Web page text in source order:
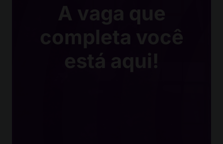
A vaga que
completa você
está aqui!